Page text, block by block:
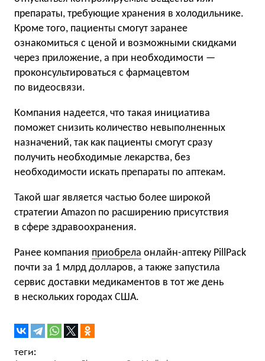
препараты, требующие хранения в холодильнике.
Кроме того, пациенты смогут заранее
ознакомиться с ценой и возможными скидками
через приложение, а при необходимости —
проконсультироваться с фармацевтом
по видеосвязи.
Компания надеется, что такая инициатива
поможет снизить количество невыполненных
назначений, так как пациенты смогут сразу
получить необходимые лекарства, без
необходимости искать препараты по аптекам.
Такой шаг является частью более широкой
стратегии Amazon по расширению присутствия
в сфере здравоохранения.
Ранее компания приобрела онлайн-аптеку PillPack
почти за 1 млрд долларов, а также запустила
сервис доставки медикаментов в тот же день
в нескольких городах США.